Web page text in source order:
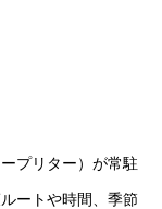
プリター）が常駐
ートや時間、季節